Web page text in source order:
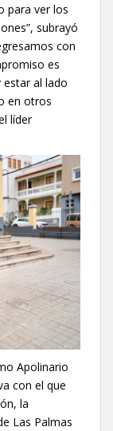
para ver los
subrayó
con
es
estar al lado
en otros
líder
Apolinario
con el que
la
Las Palmas